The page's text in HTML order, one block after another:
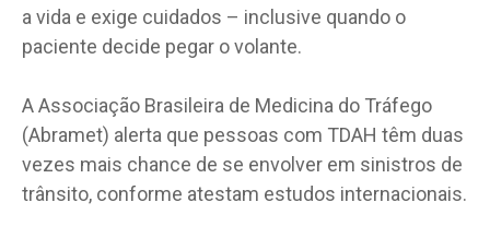
a vida e exige cuidados – inclusive quando o
paciente decide pegar o volante.
A Associação Brasileira de Medicina do Tráfego
(Abramet) alerta que pessoas com TDAH têm duas
vezes mais chance de se envolver em sinistros de
trânsito, conforme atestam estudos internacionais.